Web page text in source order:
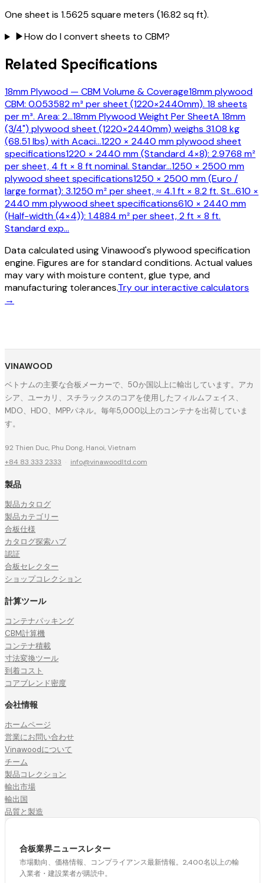
One sheet is 1.5625 square meters (16.82 sq ft).
▶How do I convert sheets to CBM?
Related Specifications
18mm Plywood — CBM Volume & Coverage18mm plywood
CBM: 0.053582 m³ per sheet (1220×2440mm). 18 sheets
per m³. Area: 2…18mm Plywood Weight Per SheetA 18mm
(3/4") plywood sheet (1220×2440mm) weighs 31.08 kg
(68.51 lbs) with Acaci…1220 × 2440 mm plywood sheet
specifications1220 × 2440 mm (Standard 4×8): 2.9768 m²
per sheet, 4 ft × 8 ft nominal. Standar…1250 × 2500 mm
plywood sheet specifications1250 × 2500 mm (Euro /
large format): 3.1250 m² per sheet, ≈ 4.1 ft × 8.2 ft. St…610 ×
2440 mm plywood sheet specifications610 × 2440 mm
(Half-width (4×4)): 1.4884 m² per sheet, 2 ft × 8 ft.
Standard exp…
Data calculated using Vinawood's plywood specification
engine. Figures are for standard conditions. Actual values
may vary with moisture content, glue type, and
manufacturing tolerances.Try our interactive calculators
→
VINAWOOD
ベトナムの主要な合板メーカーで、50か国以上に輸出しています。アカ
シア、ユーカリ、スチラックスのコアを使用したフィルムフェイス、
MDO、HDO、MPPパネル。毎年5,000以上のコンテナを出荷していま
す。
92 Thien Duc, Phu Dong, Hanoi, Vietnam
+84 83 333 2333 · info@vinawoodltd.com
製品
製品カタログ
製品カテゴリー
合板仕様
カタログ探索ハブ
認証
合板セレクター
ショップコレクション
計算ツール
コンテナパッキング
CBM計算機
コンテナ積載
寸法変換ツール
到着コスト
コアブレンド密度
会社情報
ホームページ
営業にお問い合わせ
Vinawoodについて
チーム
製品コレクション
輸出市場
輸出国
品質と製造
合板業界ニュースレター
市場動向、価格情報、コンプライアンス最新情報。2,400名以上の輸
入業者・建設業者が購読中。